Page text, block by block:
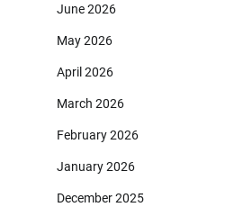
June 2026
May 2026
April 2026
March 2026
February 2026
January 2026
December 2025